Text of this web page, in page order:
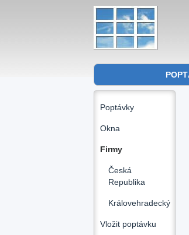
Poptávky
Okna
Firmy
Česká
Republika
Královehradecký
Vložit poptávku